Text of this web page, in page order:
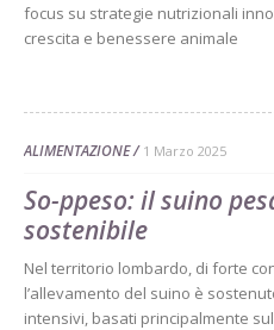
focus su strategie nutrizionali
crescita e benessere animale
ALIMENTAZIONE 1 Marzo 2025
So-ppeso: il suino
sostenibile
Nel territorio lombardo, di forte
l’allevamento del suino è
intensivi, basati principalmente